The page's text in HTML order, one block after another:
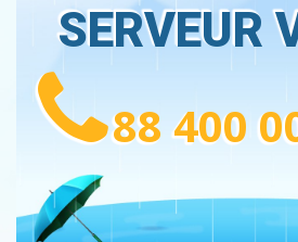
SERVEUR
88 400